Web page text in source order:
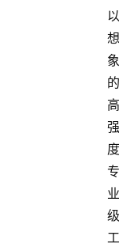
以
想
象
的
高
强
度
专
业
级
工